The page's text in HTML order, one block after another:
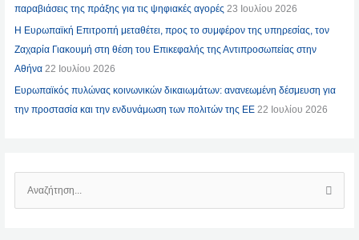
παραβιάσεις της πράξης για τις ψηφιακές αγορές 23 Ιουλίου 2026
Η Ευρωπαϊκή Επιτροπή μεταθέτει, προς το συμφέρον της υπηρεσίας, τον
Ζαχαρία Γιακουμή στη θέση του Επικεφαλής της Αντιπροσωπείας στην
Αθήνα 22 Ιουλίου 2026
Ευρωπαϊκός πυλώνας κοινωνικών δικαιωμάτων: ανανεωμένη δέσμευση για
την προστασία και την ενδυνάμωση των πολιτών της ΕΕ 22 Ιουλίου 2026